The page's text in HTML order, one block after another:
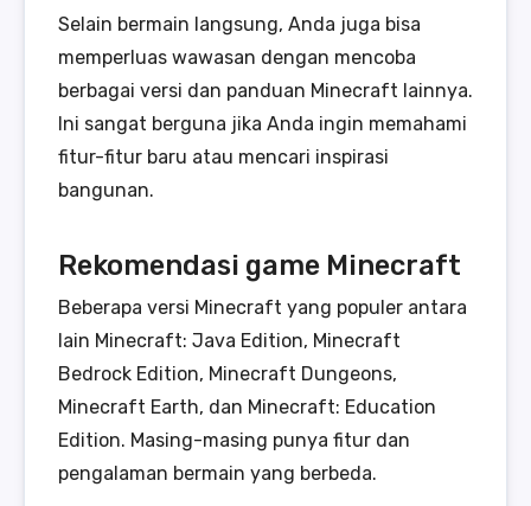
Selain bermain langsung, Anda juga bisa
memperluas wawasan dengan mencoba
berbagai versi dan panduan Minecraft lainnya.
Ini sangat berguna jika Anda ingin memahami
fitur-fitur baru atau mencari inspirasi
bangunan.
Rekomendasi game Minecraft
Beberapa versi Minecraft yang populer antara
lain Minecraft: Java Edition, Minecraft
Bedrock Edition, Minecraft Dungeons,
Minecraft Earth, dan Minecraft: Education
Edition. Masing-masing punya fitur dan
pengalaman bermain yang berbeda.